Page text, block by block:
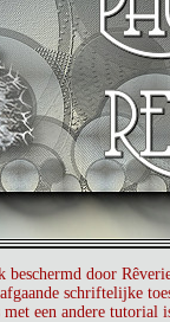
door
schriftelijke
een andere tutorial